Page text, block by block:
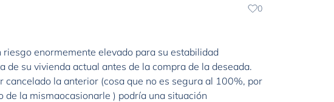
0
enormemente elevado para su estabilidad
su vivienda actual antes de la compra de la deseada.
la anterior (cosa que no es segura al 100%, por
la mismaocasionarle ) podría una situación